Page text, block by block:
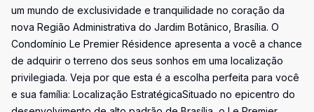
um mundo de exclusividade e tranquilidade no coração da
nova Região Administrativa do Jardim Botânico, Brasília. O
Condomínio Le Premier Résidence apresenta a você a chance
de adquirir o terreno dos seus sonhos em uma localização
privilegiada. Veja por que esta é a escolha perfeita para você
e sua família: Localização EstratégicaSituado no epicentro do